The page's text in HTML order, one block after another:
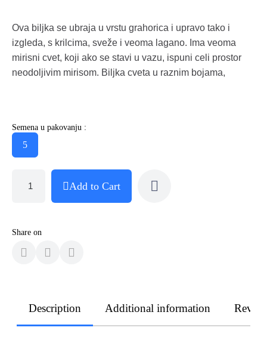
Ova biljka se ubraja u vrstu grahorica i upravo tako i
izgleda, s krilcima, sveže i veoma lagano. Ima veoma
mirisni cvet, koji ako se stavi u vazu, ispuni celi prostor
neodoljivim mirisom. Biljka cveta u raznim bojama,
Semena u pakovanju :
5
Add to Cart
Share on
Description Additional information